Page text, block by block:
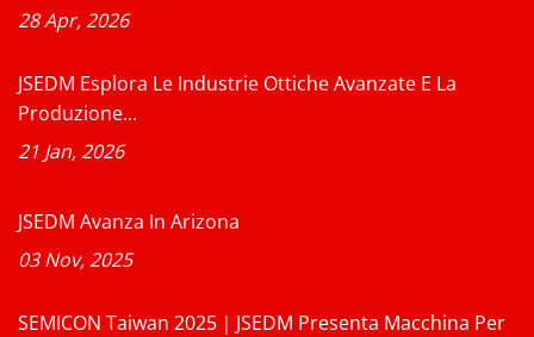
28 Apr, 2026
JSEDM Esplora Le Industrie Ottiche Avanzate E La
Produzione...
21 Jan, 2026
JSEDM Avanza In Arizona
03 Nov, 2025
SEMICON Taiwan 2025｜JSEDM Presenta Macchina Per